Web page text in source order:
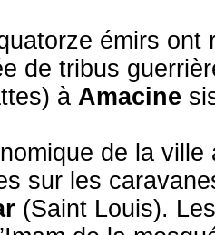
émirs ont
de tribus
à Amacine
de la
sur les
(Saint Louis).